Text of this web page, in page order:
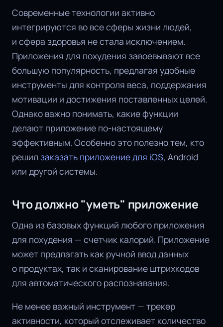
Современные технологии активно
интегрируются во все сферы жизни людей,
и сфера здоровья не стала исключением.
Приложения для похудения завоевывают все
большую популярность, предлагая удобные
инструменты для контроля веса, поддержания
мотивации и достижения поставленных целей.
Однако важно понимать, какие функции
делают приложение по-настоящему
эффективным. Особенно это полезно тем, кто
решил заказать приложение для iOS, Android
или другой системы.
Что должно "уметь" приложение
Одна из базовых функций любого приложения
для похудения — счетчик калорий. Приложение
может предлагать как ручной ввод данных
о продуктах, так и сканирование штрихкодов
для автоматического распознавания.
Не менее важный инструмент — трекер
активности, который отслеживает количество